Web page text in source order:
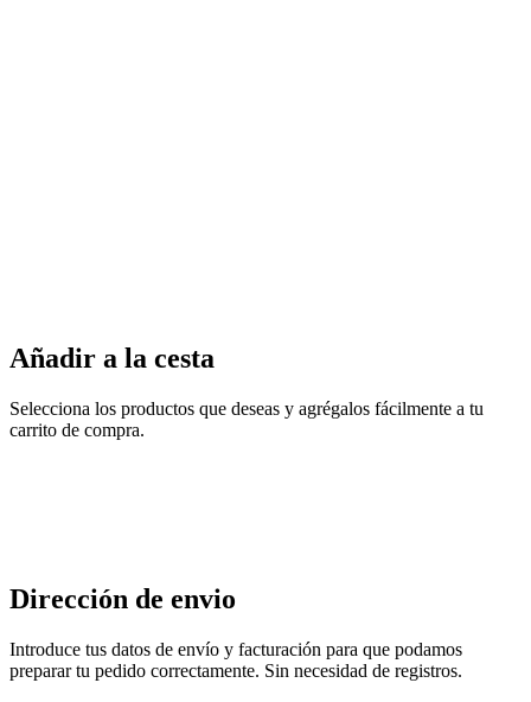
Añadir a la cesta
Selecciona los productos que deseas y agrégalos fácilmente a tu
carrito de compra.
Dirección de envio
Introduce tus datos de envío y facturación para que podamos
preparar tu pedido correctamente. Sin necesidad de registros.